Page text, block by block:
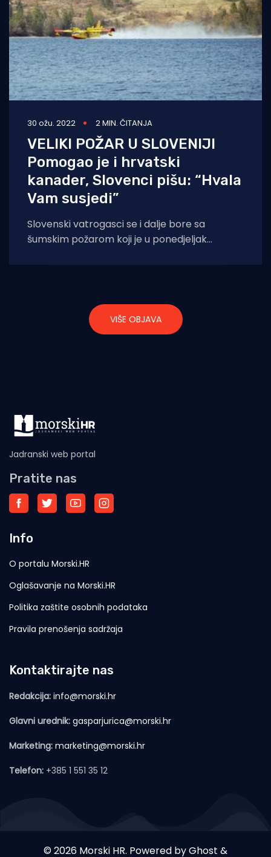
30 ožu. 2022 2 MIN. ČITANJA
VELIKI POŽAR U SLOVENIJI
Pomogao je i hrvatski
kanader, Slovenci pišu: “Hvala
Vam susjedi”
Slovenski vatrogasci se i dalje bore sa
šumskim požarom koji je u ponedjeljak
VIŠE OBJAVA
Jadranski web portal
Pratite nas
Info
O portalu Morski.HR
Oglašavanje na Morski.HR
Politika zaštite osobnih podataka
Pravila prenošenja sadržaja
Kontaktirajte nas
Redakcija: info@morski.hr
Glavni urednik: gasparjurica@morski.hr
Marketing: marketing@morski.hr
Telefon: +385 1 551 35 12
© 2026 Morski HR. Powered byGhost &